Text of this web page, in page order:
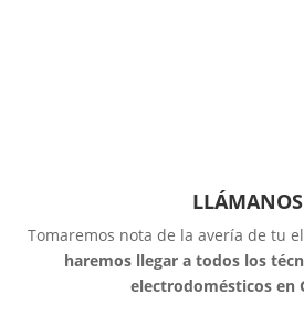
LLÁMANOS
Tomaremos nota de la avería de tu
haremos llegar a todos los
electrodomésticos en